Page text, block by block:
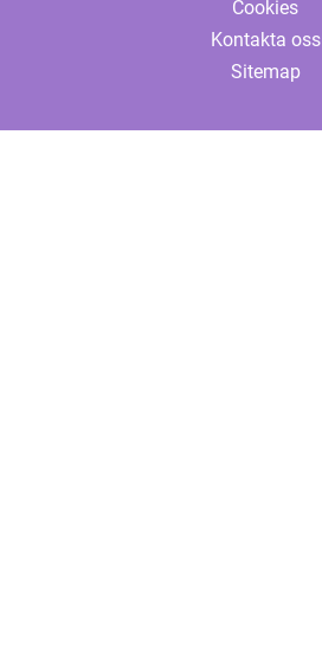
Cookies
Kontakta oss
Sitemap